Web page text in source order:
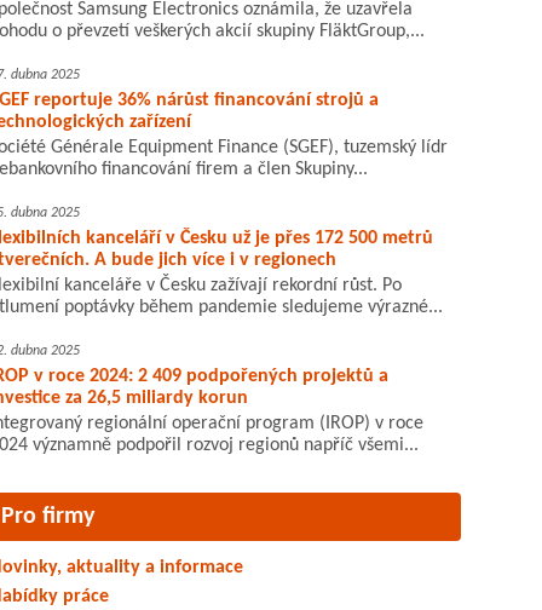
Samsung Electronics oznámila, že uzavřela
o převzetí veškerých akcií skupiny FläktGroup,...
dubna 2025
reportuje 36% nárůst financování strojů a
zařízení
Générale Equipment Finance (SGEF), tuzemský lídr
financování firem a člen Skupiny...
dubna 2025
kanceláří v Česku už je přes 172 500 metrů
A bude jich více i v regionech
kanceláře v Česku zažívají rekordní růst. Po
poptávky během pandemie sledujeme výrazné...
dubna 2025
v roce 2024: 2 409 podpořených projektů a
za 26,5 miliardy korun
regionální operační program (IROP) v roce
významně podpořil rozvoj regionů napříč všemi...
Pro firmy
aktuality a informace
práce